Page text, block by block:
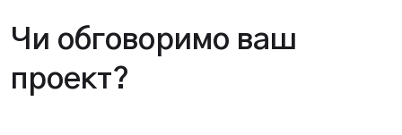
Чи обговоримо ваш
проект?